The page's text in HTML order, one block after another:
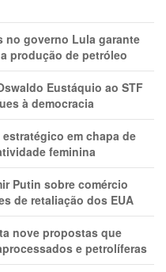
no governo Lula garante
produção de petróleo
Eustáquio ao STF
à democracia
em chapa de
feminina
Putin sobre comércio
de retaliação dos EUA
nove propostas que
e petrolíferas